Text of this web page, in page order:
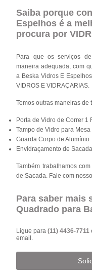
Saiba porque
Espelhos é a
procura por
Para que os serviços
maneira adequada, com
a Beska Vidros E
VIDROS E VIDRAÇARIAS.
Temos outras maneiras de
Porta de Vidro de Correr 1
Tampo de Vidro para Mesa
Guarda Corpo de Alumínio
Envidraçamento de
Também trabalhamos
de Sacada. Fale com
Para saber mais
Quadrado para
Ligue para(11) 4436-7711
email.